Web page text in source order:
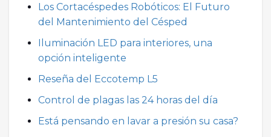
Los Cortacéspedes Robóticos: El Futuro
del Mantenimiento del Césped
Iluminación LED para interiores, una
opción inteligente
Reseña del Eccotemp L5
Control de plagas las 24 horas del día
Está pensando en lavar a presión su casa?